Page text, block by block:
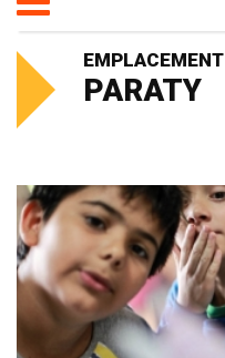
EMPLACEMENT
PARATY